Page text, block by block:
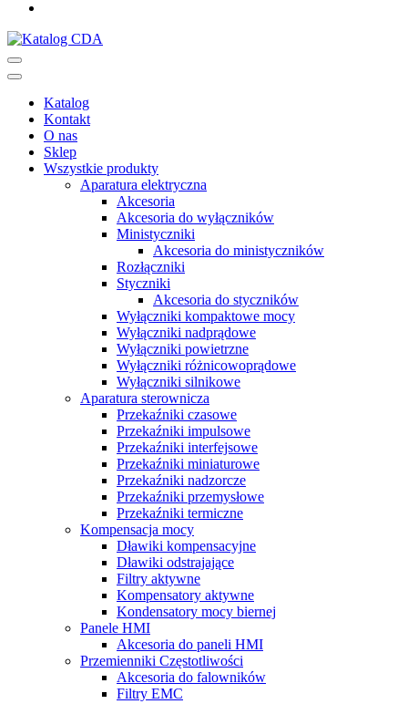
Katalog
Kontakt
O nas
Sklep
Wszystkie produkty
Aparatura elektryczna
Akcesoria
Akcesoria do wyłączników
Ministyczniki
Akcesoria do ministyczników
Rozłączniki
Styczniki
Akcesoria do styczników
Wyłączniki kompaktowe mocy
Wyłączniki nadprądowe
Wyłączniki powietrzne
Wyłączniki różnicowoprądowe
Wyłączniki silnikowe
Aparatura sterownicza
Przekaźniki czasowe
Przekaźniki impulsowe
Przekaźniki interfejsowe
Przekaźniki miniaturowe
Przekaźniki nadzorcze
Przekaźniki przemysłowe
Przekaźniki termiczne
Kompensacja mocy
Dławiki kompensacyjne
Dławiki odstrajające
Filtry aktywne
Kompensatory aktywne
Kondensatory mocy biernej
Panele HMI
Akcesoria do paneli HMI
Przemienniki Częstotliwości
Akcesoria do falowników
Filtry EMC